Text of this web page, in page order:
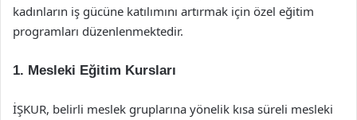
kadınların iş gücüne katılımını artırmak için özel eğitim
programları düzenlenmektedir.
1. Mesleki Eğitim Kursları
İŞKUR, belirli meslek gruplarına yönelik kısa süreli mesleki